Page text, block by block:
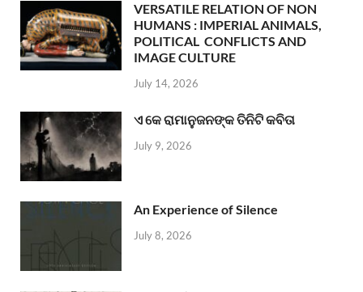
VERSATILE RELATION OF NON
HUMANS : IMPERIAL ANIMALS,
POLITICAL CONFLICTS AND
IMAGE CULTURE
July 14, 2026
ଏ କେ ରାମାନୁଜନଙ୍କ ତିନିଟି କବିତା
July 9, 2026
An Experience of Silence
July 8, 2026